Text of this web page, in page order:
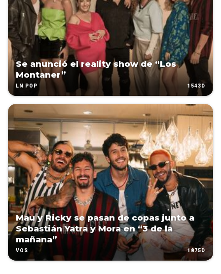
Se anunció el reality show de “Los
Montaner”
LN POP 1543D
Mau y Ricky se pasan de copas junto a
Sebastián Yatra y Mora en “3 de la
mañana”
VOS 1875D